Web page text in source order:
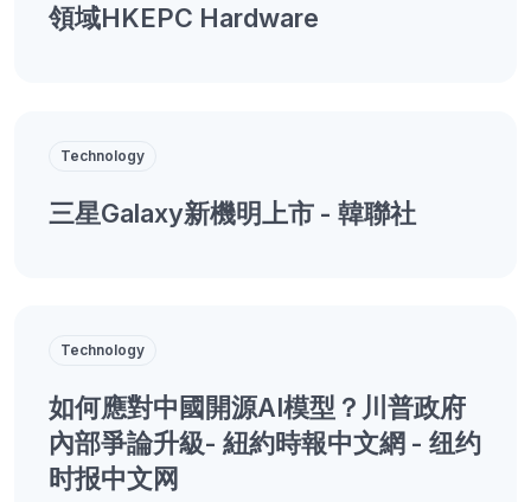
領域HKEPC Hardware
Technology
三星Galaxy新機明上市 - 韓聯社
Technology
如何應對中國開源AI模型？川普政府
內部爭論升級- 紐約時報中文網 - 纽约
时报中文网